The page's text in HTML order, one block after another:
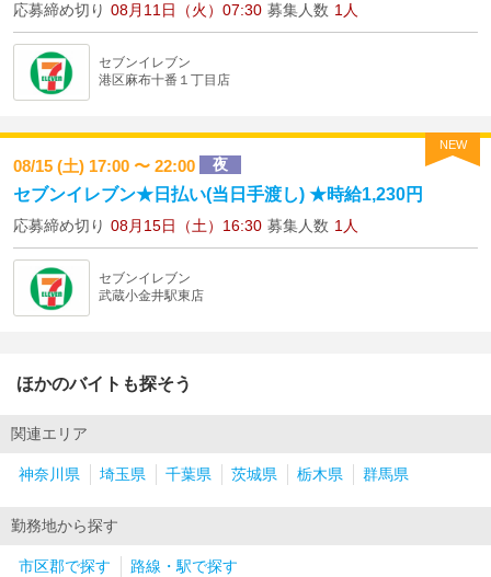
応募締め切り 08月11日（火）07:30 募集人数 1人
セブンイレブン
港区麻布十番１丁目店
NEW
08/15 (土) 17:00 〜 22:00 夜
セブンイレブン★日払い(当日手渡し) ★時給1,230円
応募締め切り 08月15日（土）16:30 募集人数 1人
セブンイレブン
武蔵小金井駅東店
ほかのバイトも探そう
関連エリア
神奈川県 埼玉県 千葉県 茨城県 栃木県 群馬県
勤務地から探す
市区郡で探す 路線・駅で探す